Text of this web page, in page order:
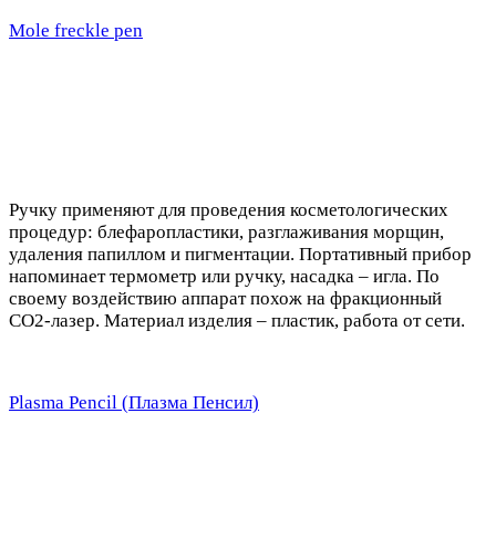
Mole freckle pen
Ручку применяют для проведения косметологических
процедур: блефаропластики, разглаживания морщин,
удаления папиллом и пигментации. Портативный прибор
напоминает термометр или ручку, насадка – игла. По
своему воздействию аппарат похож на фракционный
СО2-лазер. Материал изделия – пластик, работа от сети.
Plasma Pencil (Плазма Пенсил)